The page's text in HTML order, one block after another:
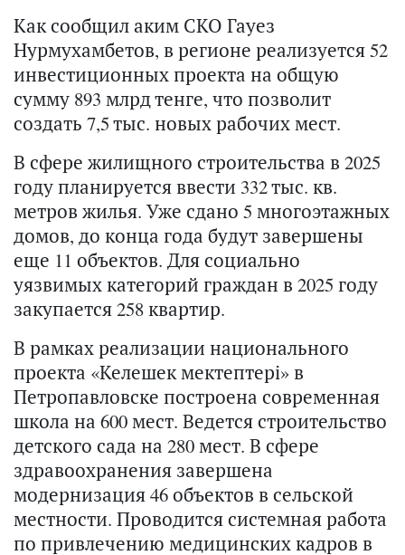
Как сообщил аким СКО Гауез
Нурмухамбетов, в регионе реализуется 52
инвестиционных проекта на общую
сумму 893 млрд тенге, что позволит
создать 7,5 тыс. новых рабочих мест.
В сфере жилищного строительства в 2025
году планируется ввести 332 тыс. кв.
метров жилья. Уже сдано 5 многоэтажных
домов, до конца года будут завершены
еще 11 объектов. Для социально
уязвимых категорий граждан в 2025 году
закупается 258 квартир.
В рамках реализации национального
проекта «Келешек мектептері» в
Петропавловске построена современная
школа на 600 мест. Ведется строительство
детского сада на 280 мест. В сфере
здравоохранения завершена
модернизация 46 объектов в сельской
местности. Проводится системная работа
по привлечению медицинских кадров в